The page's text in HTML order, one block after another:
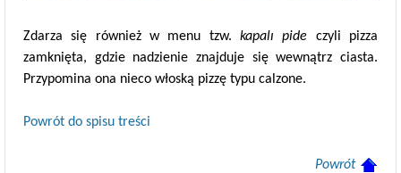
Zdarza się również w menu tzw. kapalı pide czyli pizza
zamknięta, gdzie nadzienie znajduje się wewnątrz ciasta.
Przypomina ona nieco włoską pizzę typu calzone.
Powrót do spisu treści
Powrót